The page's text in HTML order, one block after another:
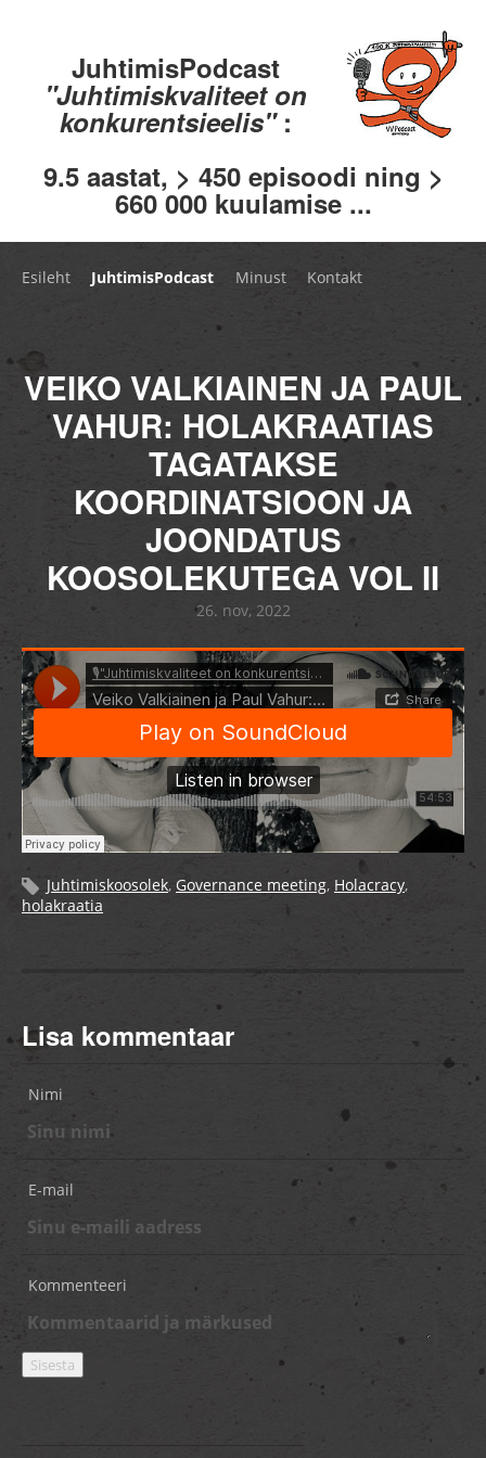
JuhtimisPodcast
"Juhtimiskvaliteet on
konkurentsieelis" :
9.5 aastat, > 450 episoodi ning >
660 000 kuulamise ...
Esileht JuhtimisPodcast Minust Kontakt
VEIKO VALKIAINEN JA PAUL
VAHUR: HOLAKRAATIAS
TAGATAKSE
KOORDINATSIOON JA
JOONDATUS
KOOSOLEKUTEGA VOL II
26. nov, 2022
Juhtimiskoosolek, Governance meeting, Holacracy,
holakraatia
Lisa kommentaar
Nimi
E-mail
Kommenteeri